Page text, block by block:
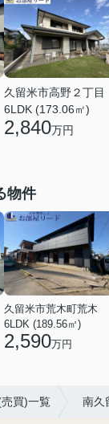
久留米市高野２丁目
6LDK (173.06㎡)
2,840万円
物件
久留米市荒木町荒木
6LDK (189.56㎡)
2,590万円
買)一覧 南久